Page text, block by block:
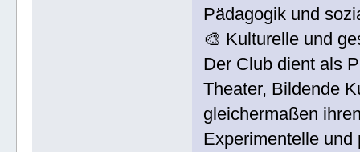
Pädagogik und
🎨 Kulturelle und
Der Club dient als
Theater, Bildende
gleichermaßen
Experimentelle